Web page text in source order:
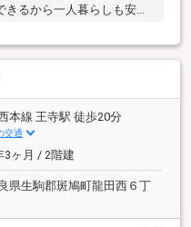
るから一人暮らしも安心
本線 王寺駅 徒歩20分
交通
3ヶ月 / 2階建
県生駒郡斑鳩町龍田西６丁